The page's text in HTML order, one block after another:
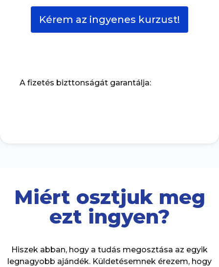
Kérem az ingyenes kurzust!
A fizetés bizttonságát garantálja:
Miért osztjuk meg
ezt ingyen?
Hiszek abban, hogy a tudás megosztása az egyik
legnagyobb ajándék. Küldetésemnek érezem, hogy